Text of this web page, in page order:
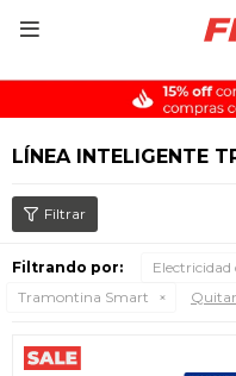

LÍNEA INTELIGENTE
Filtrando por: Electricidad
Tramontina Smart